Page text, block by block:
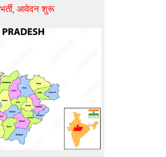
आवेदन शुरू